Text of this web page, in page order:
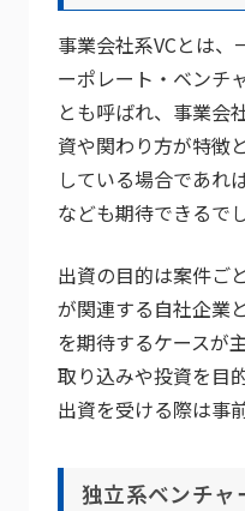
事業会社系VCとは、
ーポレート・ベンチ
とも呼ばれ、事業会
資や関わり方が特徴
している場合であれ
なども期待できるで
出資の目的は案件ご
が関連する自社企業
を期待するケースが
取り込みや投資を目
出資を受ける際は事
独立系ベンチャ